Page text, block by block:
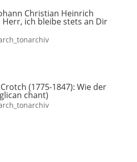
Christian Heinrich
Herr, ich bleibe stets an Dir
(1775-1847): Wie der
chant)